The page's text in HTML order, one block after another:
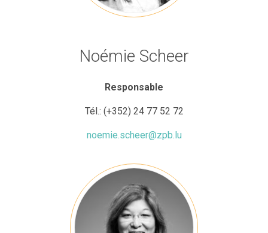
Noémie Scheer
Responsable
Tél.: (+352) 24 77 52 72
noemie.scheer@zpb.lu